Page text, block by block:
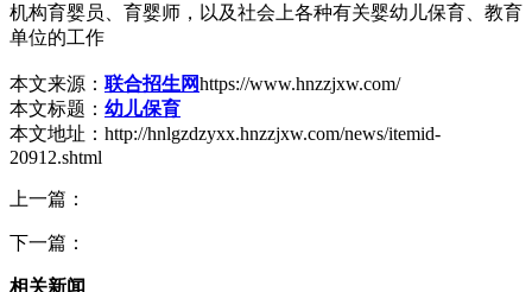
机构育婴员、育婴师，以及社会上各种有关婴幼儿保育、教育
单位的工作
本文来源： 联合招生网https://www.hnzzjxw.com/
本文标题： 幼儿保育
本文地址：http://hnlgzdzyxx.hnzzjxw.com/news/itemid-
20912.shtml
上一篇：
下一篇：
相关新闻